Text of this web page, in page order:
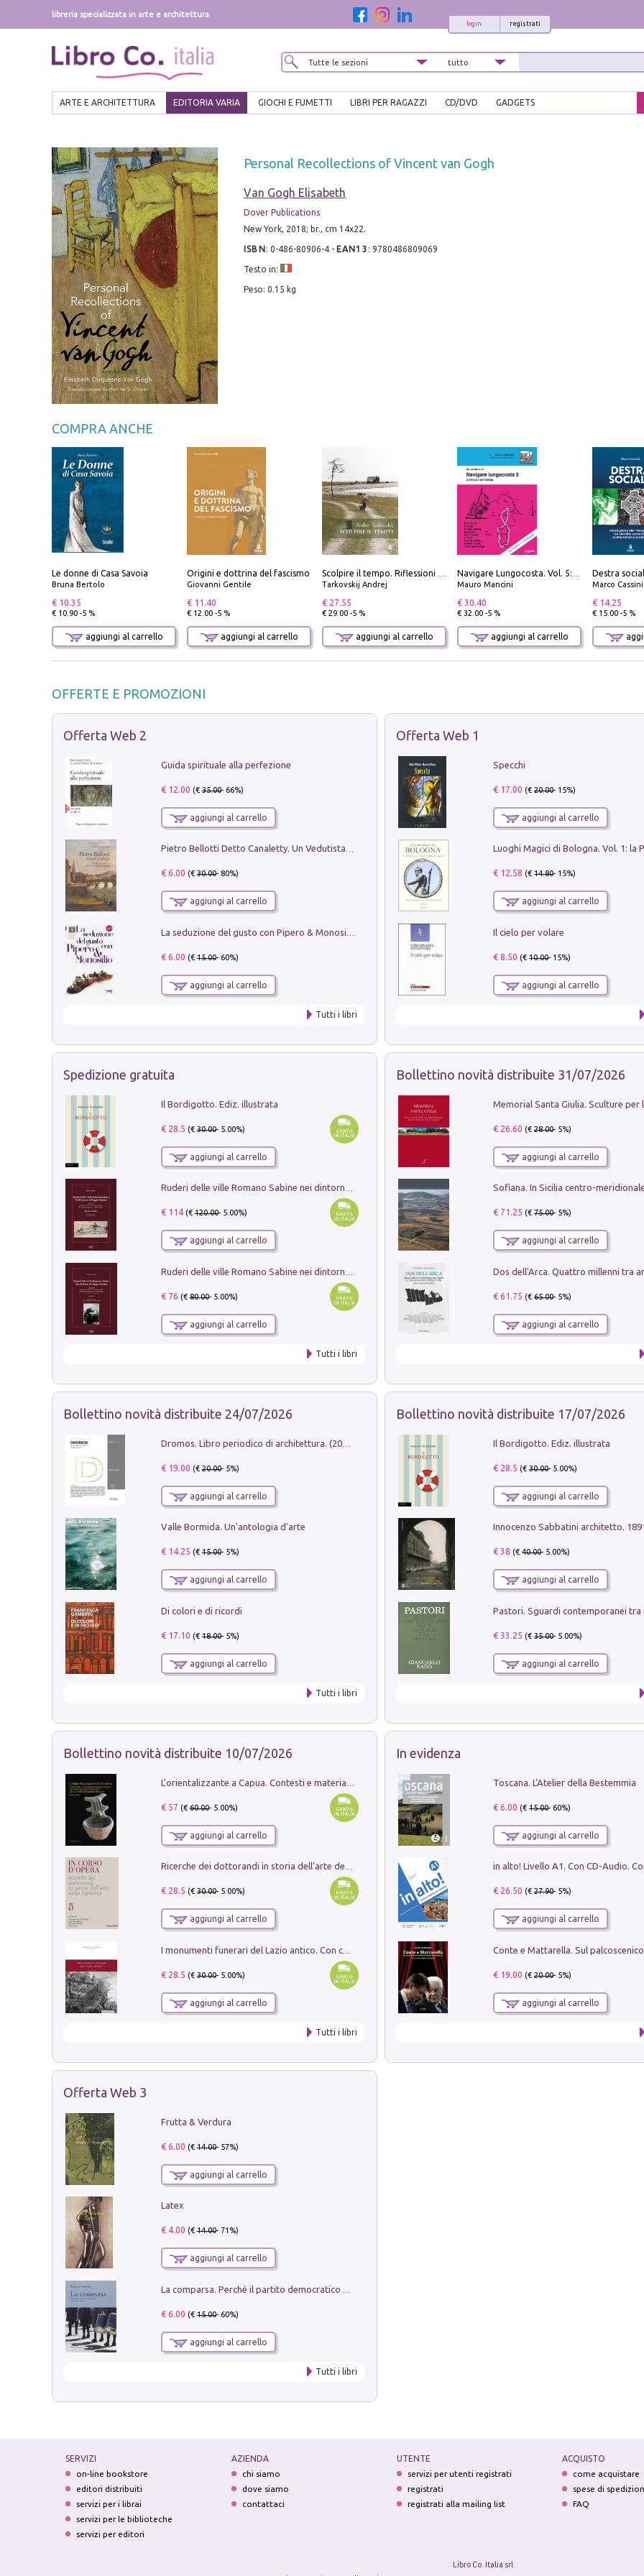
libreria specializzata in arte e architettura
registrati
login
ARTE E ARCHITETTURA EDITORIA VARIA GIOCHI E FUMETTI LIBRI PER RAGAZZI CD/DVD GADGETS
Personal Recollections of Vincent van Gogh
Van Gogh Elisabeth
Dover Publications
New York, 2018; br., cm 14x22.
ISBN : 0-486-80906-4- EAN13 : 9780486809069
Testo in:
Peso: 0.15 kg
COMPRA ANCHE
Le donne di Casa Savoia
Bruna Bertolo
€ 10.35
€ 10.90 -5 %
aggiungi al carrello
Origini e dottrina del fascismo
Giovanni Gentile
€ 11.40
€ 12.00 -5 %
aggiungi al carrello
Scolpire il tempo. Riflessioni sul cinema.
Tarkovskij Andrej
€ 27.55
€ 29.00 -5 %
aggiungi al carrello
Navigare Lungocosta. Vol. 5: Corsica e Sardegna
Mauro Mancini
€ 30.40
€ 32.00 -5 %
aggiungi al carrello
Marco Cassini
€ 14.25
€ 15.00 -5 %
OFFERTE E PROMOZIONI
Offerta Web 2
Guida spirituale alla perfezione
€ 12.00 (€35.00- 66%)
aggiungi al carrello
Pietro Bellotti Detto Canaletty. Un Vedutista Veneziano nella Francia dell'Ancien Régime
€ 6.00 (€30.00- 80%)
aggiungi al carrello
€ 6.00 (€15.00- 60%)
aggiungi al carrello
Tutti i libri
Offerta Web 1
Specchi
€ 17.00 (€20.00- 15%)
aggiungi al carrello
€ 12.58 (€14.80- 15%)
aggiungi al carrello
Il cielo per volare
€ 8.50 (€10.00- 15%)
aggiungi al carrello
Spedizione gratuita
Il Bordigotto. Ediz. illustrata
€ 28.5 (€30.00- 5.00%)
aggiungi al carrello
Ruderi delle ville Romano Sabine nei dintorni di Poggio Mirteto. Illustrati dal dott.re prof.re cav.re Ercole Nardi regio ispettore degli scavi e monumenti. Anno 1885. Tavole e studio. Con 25 tavole fuori testo in cartella editoriale
€ 114(€120.00- 5.00%)
aggiungi al carrello
€ 76 (€80.00- 5.00%)
aggiungi al carrello
Tutti i libri
Bollettino novità distribuite 31/07/2026
€ 26.60 (€28.00- 5%)
aggiungi al carrello
€ 71.25 (€75.00- 5%)
aggiungi al carrello
€ 61.75 (€65.00- 5%)
aggiungi al carrello
Bollettino novità distribuite 24/07/2026
Dromos. Libro periodico di architettura. (2026). Vol. 15: Post-model
€ 19.00 (€20.00- 5%)
aggiungi al carrello
Valle Bormida. Un'antologia d'arte
€ 14.25 (€15.00- 5%)
aggiungi al carrello
Di colori e di ricordi
€ 17.10 (€18.00- 5%)
aggiungi al carrello
Tutti i libri
Bollettino novità distribuite 17/07/2026
Il Bordigotto. Ediz. illustrata
€ 28.5 (€30.00- 5.00%)
aggiungi al carrello
Innocenzo Sabbatini architetto.
€ 38 (€40.00- 5.00%)
aggiungi al carrello
€ 33.25 (€35.00- 5.00%)
aggiungi al carrello
Bollettino novità distribuite 10/07/2026
€ 57 (€60.00- 5.00%)
aggiungi al carrello
Ricerche dei dottorandi in storia dell'arte della Sapienza
€ 28.5 (€30.00- 5.00%)
aggiungi al carrello
I monumenti funerari del Lazio antico. Con cartella con tavole
€ 28.5 (€30.00- 5.00%)
aggiungi al carrello
Tutti i libri
In evidenza
Toscana. L'Atelier della Bestemmia
€ 6.00 (€15.00- 60%)
aggiungi al carrello
€ 26.50 (€27.90- 5%)
aggiungi al carrello
€ 19.00 (€20.00- 5%)
aggiungi al carrello
Offerta Web 3
Frutta & Verdura
€ 6.00 (€14.00- 57%)
aggiungi al carrello
Latex
€ 4.00 (€14.00- 71%)
aggiungi al carrello
€ 6.00 (€15.00- 60%)
aggiungi al carrello
Tutti i libri
SERVIZI
on-line bookstore
editori distribuiti
servizi per i librai
servizi per le biblioteche
servizi per editori
AZIENDA
chi siamo
dove siamo
contattaci
UTENTE
servizi per utenti registrati
registrati
registrati alla mailing list
ACQUISTO
come acquistare
spese di
FAQ
Libro Co. Italia srl